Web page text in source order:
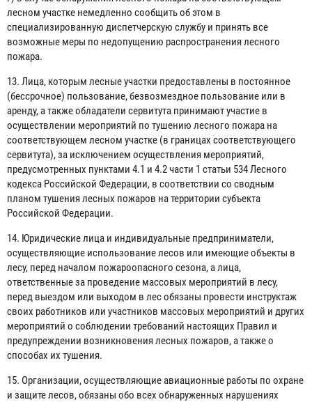
лесном участке немедленно сообщить об этом в
специализированную диспетчерскую службу и принять все
возможные меры по недопущению распространения лесного
пожара.
13. Лица, которым лесные участки предоставлены в постоянное
(бессрочное) пользование, безвозмездное пользование или в
аренду, а также обладатели сервитута принимают участие в
осуществлении мероприятий по тушению лесного пожара на
соответствующем лесном участке (в границах соответствующего
сервитута), за исключением осуществления мероприятий,
предусмотренных пунктами 4.1 и 4.2 части 1 статьи 534 Лесного
кодекса Российской Федерации, в соответствии со сводным
планом тушения лесных пожаров на территории субъекта
Российской Федерации.
14. Юридические лица и индивидуальные предприниматели,
осуществляющие использование лесов или имеющие объекты в
лесу, перед началом пожароопасного сезона, а лица,
ответственные за проведение массовых мероприятий в лесу,
перед выездом или выходом в лес обязаны провести инструктаж
своих работников или участников массовых мероприятий и других
мероприятий о соблюдении требований настоящих Правил и
предупреждении возникновения лесных пожаров, а также о
способах их тушения.
15. Организации, осуществляющие авиационные работы по охране
и защите лесов, обязаны обо всех обнаруженных нарушениях